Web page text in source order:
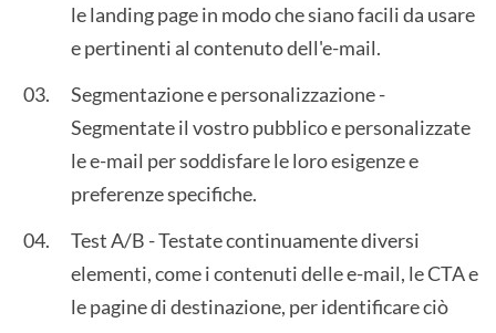
le landing page in modo che siano facili da usare
e pertinenti al contenuto dell'e-mail.
Segmentazione e personalizzazione -
Segmentate il vostro pubblico e personalizzate
le e-mail per soddisfare le loro esigenze e
preferenze specifiche.
Test A/B - Testate continuamente diversi
elementi, come i contenuti delle e-mail, le CTA e
le pagine di destinazione, per identificare ciò